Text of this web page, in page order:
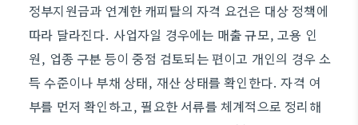
정부지원금과 연계한 캐피탈의 자격 요건은 대상 정책에
따라 달라진다. 사업자일 경우에는 매출 규모, 고용 인
원, 업종 구분 등이 중점 검토되는 편이고 개인의 경우 소
득 수준이나 부채 상태, 재산 상태를 확인한다. 자격 여
부를 먼저 확인하고, 필요한 서류를 체계적으로 정리해